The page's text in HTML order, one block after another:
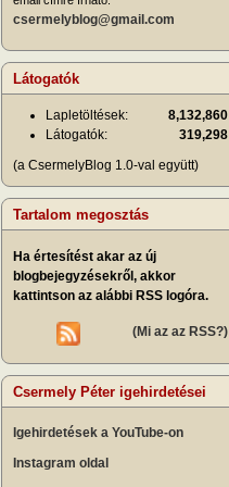
csermelyblog@gmail.com
Látogatók
Lapletöltések:
8,132,860
Látogatók:
319,298
(a CsermelyBlog 1.0-val együtt)
Tartalom megosztás
Ha értesítést akar az új
blogbejegyzésekről, akkor
kattintson az alábbi RSS logóra.
(Mi az az RSS?)
Csermely Péter igehirdetései
Igehirdetések a YouTube-on
Instagram oldal